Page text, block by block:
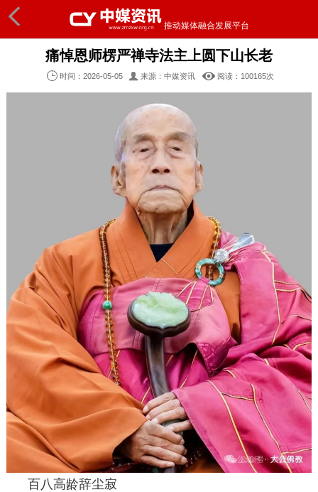
推动媒体融合发展平台
痛悼恩师楞严禅寺法主上圆下山长老
时间：2026-05-05 来源：中媒资讯 阅读：100165次
百八高龄辞尘寂